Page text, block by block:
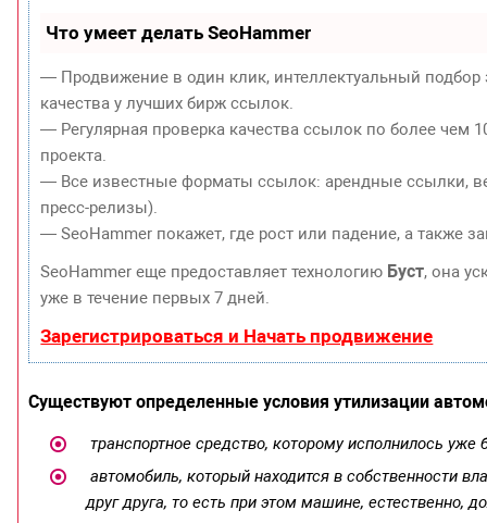
Что умеет делать SeoHammer
— Продвижение в один клик, интеллектуальный
качества у лучших бирж ссылок.
— Регулярная проверка качества ссылок по более чем
проекта.
— Все известные форматы ссылок: арендные ссылки,
пресс-релизы).
— SeoHammer покажет, где рост или падение, а также
SeoHammer еще предоставляет технологию Буст, она
уже в течение первых 7 дней.
Зарегистрироваться и Начать продвижение
Существуют определенные условия утилизации
транспортное средство, которому исполнилось уже
автомобиль, который находится в собственности
друг друга, то есть при этом машине, естественно,